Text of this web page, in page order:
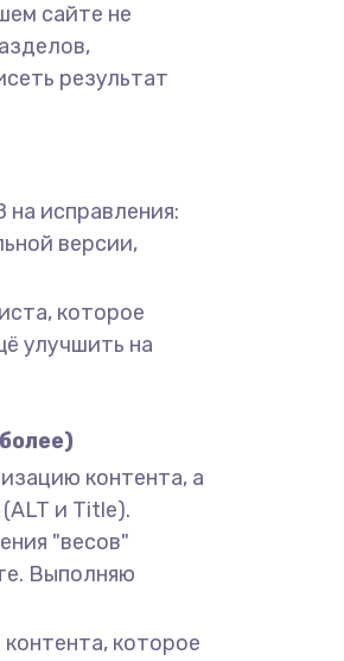
сайте не
результат
на исправления:
версии,
которое
улучшить на
контента, а
и Title).
"весов"
Выполняю
которое